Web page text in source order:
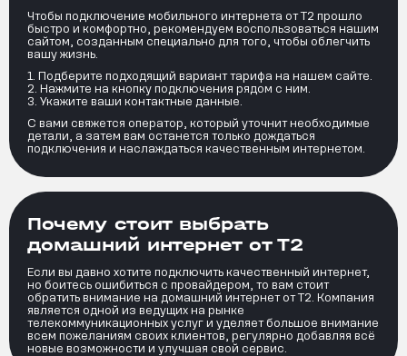
Чтобы подключение мобильного интернета от Т2 прошло
быстро и комфортно, рекомендуем воспользоваться нашим
сайтом, созданным специально для того, чтобы облегчить
вашу жизнь.
Подберите подходящий вариант тарифа на нашем сайте.
Нажмите на кнопку подключения рядом с ним.
Укажите ваши контактные данные.
С вами свяжется оператор, который уточнит необходимые
детали, а затем вам останется только дождаться
подключения и наслаждаться качественным интернетом.
Почему стоит выбрать
домашний интернет от Т2
Если вы давно хотите подключить качественный интернет,
но боитесь ошибиться с провайдером, то вам стоит
обратить внимание на домашний интернет от Т2. Компания
является одной из ведущих на рынке
телекоммуникационных услуг и уделяет большое внимание
всем пожеланиям своих клиентов, регулярно добавляя всё
новые возможности и улучшая свой сервис.